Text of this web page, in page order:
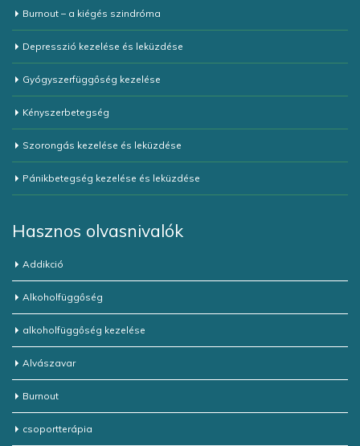
Burnout – a kiégés szindróma
Depresszió kezelése és leküzdése
Gyógyszerfüggőség kezelése
Kényszerbetegség
Szorongás kezelése és leküzdése
Pánikbetegség kezelése és leküzdése
Hasznos olvasnivalók
Addikció
Alkoholfüggőség
alkoholfüggőség kezelése
Alvászavar
Burnout
csoportterápia